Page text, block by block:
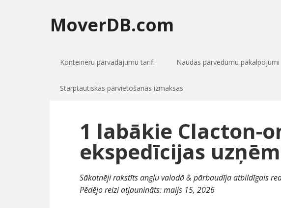
MoverDB.com
Konteineru pārvadājumu tarifi Naudas pārvedumu pakalpojumi
Starptautiskās pārvietošanās izmaksas
1 labākie Clacton-
ekspedīcijas
Sākotnēji rakstīts angļu valodā & pārbaudīja atbildīgais
Pēdējo reizi atjaunināts:maijs 15, 2026